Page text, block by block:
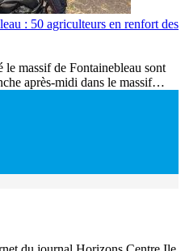
: 50 agriculteurs en renfort des
massif de Fontainebleau sont
après-midi dans le massif…